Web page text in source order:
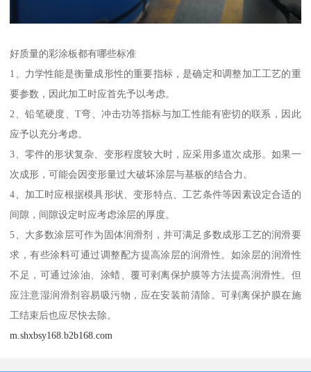
好质量的彩涂板都有哪些标准
1、力学性能是衡量成形性的重要指标，是确定和调整加工工艺的重
要参数，因此加工时应首先予以考虑。
2、铅笔硬度、T弯、冲击功等指标与加工性能有密切的联系，因此
应予以充分考虑。
3、零件的形状复杂、变形程度较大时，应采用多道次成形。如果一
次成形，可能会因变形量过大破坏涂层与基板的结合力。
4、加工时应根据模具形状、变形特点、工艺条件等因素设定合适的
间隙，间隙设定时应考虑涂层的厚度。
5、大多数涂层可作为固体润滑剂，并可满足多数成形工艺的润滑要
求，有些涂料可通过调整配方提高涂层的润滑性。如涂层的润滑性
不足，可通过涂油、涂蜡、覆可剥离保护膜等方法提高润滑性。但
应注意湿润滑剂容易吸污物，应在安装前清除。可剥离保护膜在施
工结束后也应尽快去除。
m.shxbsy168.b2b168.com